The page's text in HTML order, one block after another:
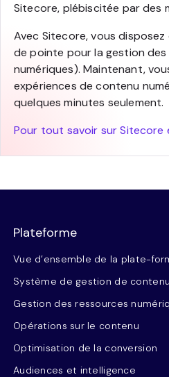
Sitecore, plébiscitée par des
Avec Sitecore, vous disposez
de pointe pour la gestion
numériques). Maintenant,
expériences de contenu
quelques minutes seulement.
Pour tout savoir sur Sitecore
Plateforme
Vue d’ensemble de la plate-
Système de gestion de contenu
Gestion des ressources
Opérations sur le contenu
Optimisation de la conversion
Audiences et intelligence